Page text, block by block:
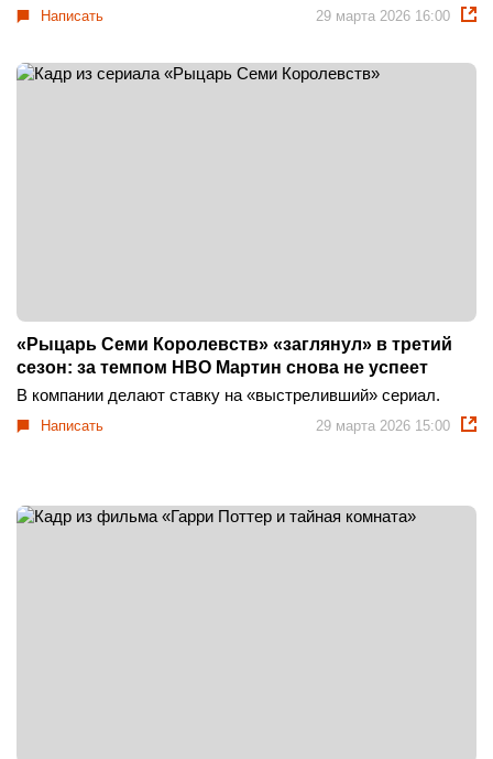
Написать 29 марта 2026 16:00
«Рыцарь Семи Королевств» «заглянул» в третий
сезон: за темпом HBO Мартин снова не успеет
В компании делают ставку на «выстреливший» сериал.
Написать 29 марта 2026 15:00